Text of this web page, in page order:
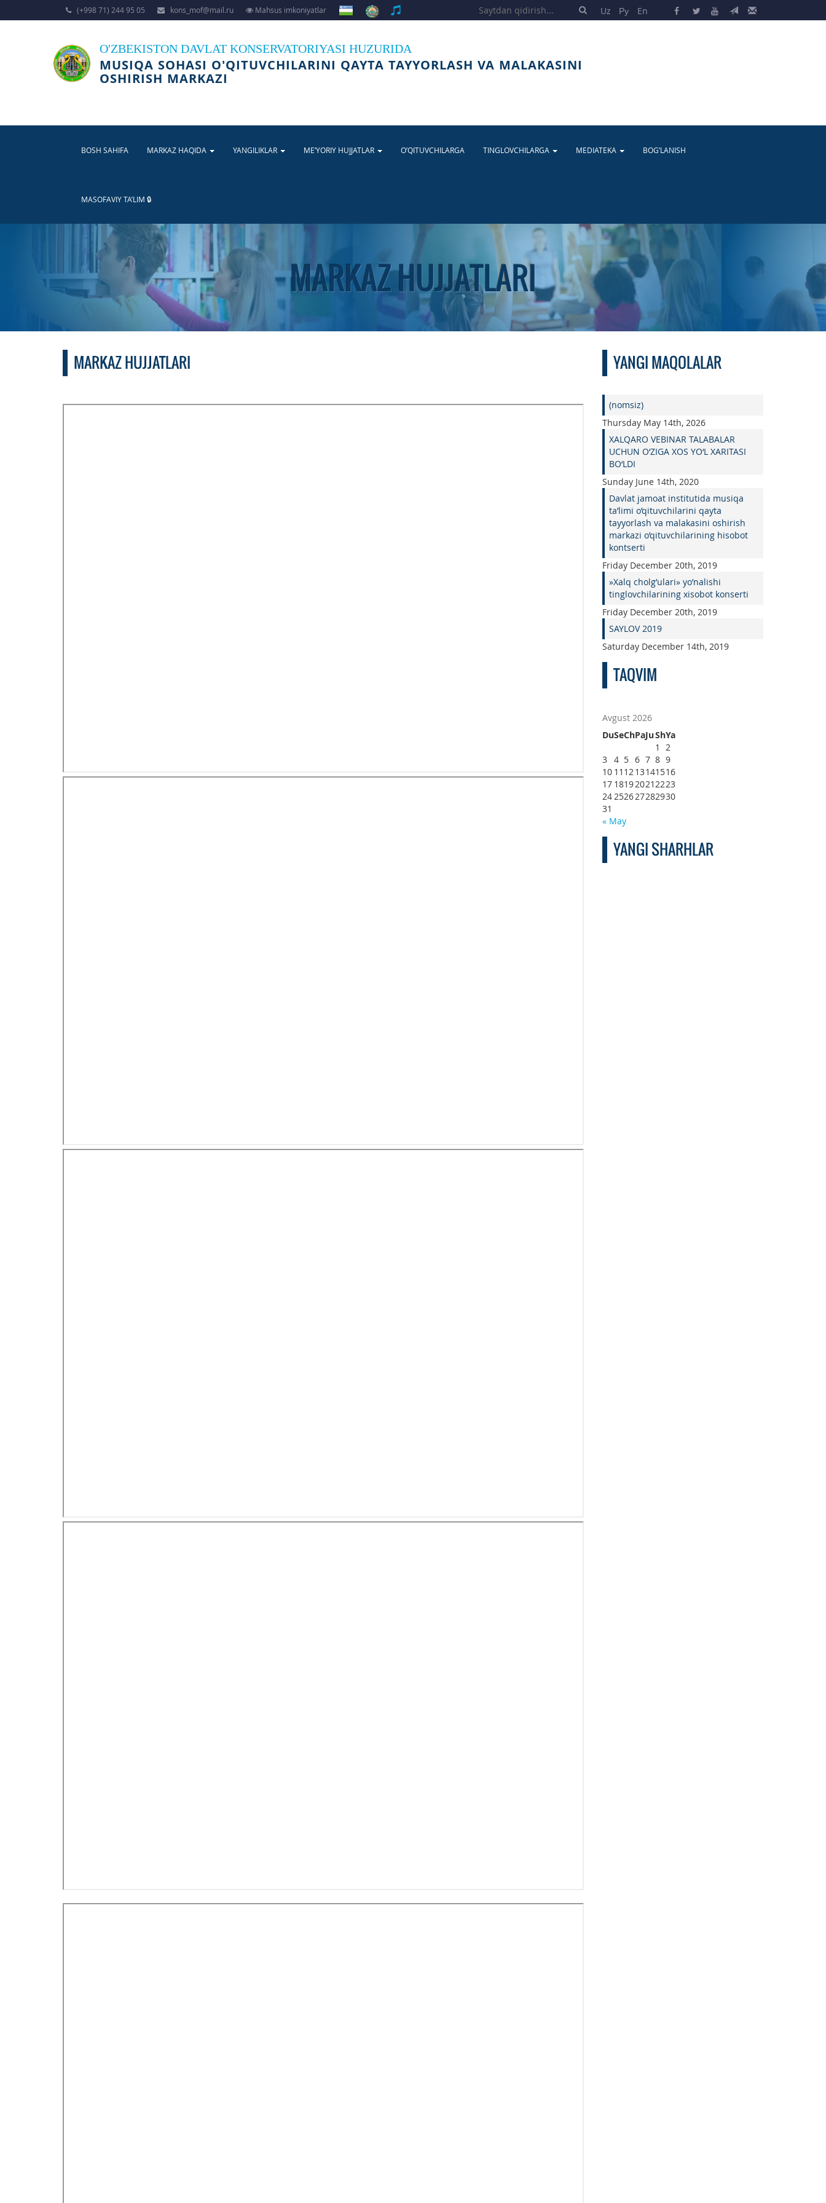
Uz Ру En
(+998 71) 244 95 05 kons_mof@mail.ru Mahsus imkoniyatlar
O'ZBEKISTON DAVLAT KONSERVATORIYASI HUZURIDA
MUSIQA SOHASI O'QITUVCHILARINI QAYTA TAYYORLASH VA MALAKASINI
OSHIRISH MARKAZI
BOSH SAHIFA MARKAZ HAQIDA YANGILIKLAR ME’YORIY HUJJATLAR O’QITUVCHILARGA TINGLOVCHILARGA MEDIATEKA BOG’LANISH
MASOFAVIY TA’LIM 🔒
MARKAZ HUJJATLARI
MARKAZ HUJJATLARI YANGI MAQOLALAR
(nomsiz)
Thursday May 14th, 2026
XALQARO VEBINAR TALABALAR
UCHUN O‘ZIGA XOS YO‘L XARITASI
BO‘LDI
Sunday June 14th, 2020
Davlat jamoat institutida musiqa
ta’limi o’qituvchilarini qayta
tayyorlash va malakasini oshirish
markazi o’qituvchilarining hisobot
kontserti
Friday December 20th, 2019
»Xalq cholg’ulari» yo’nalishi
tinglovchilarining xisobot konserti
Friday December 20th, 2019
SAYLOV 2019
Saturday December 14th, 2019
TAQVIM
Avgust 2026
DuSeChPaJuShYa
1
2
3
4 5 6 7 8 9
10 11 1213141516
17 181920212223
24252627282930
31
« May
YANGI SHARHLAR